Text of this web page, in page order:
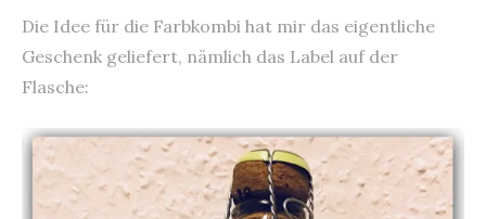
Die Idee für die Farbkombi hat mir das eigentliche
Geschenk geliefert, nämlich das Label auf der
Flasche: